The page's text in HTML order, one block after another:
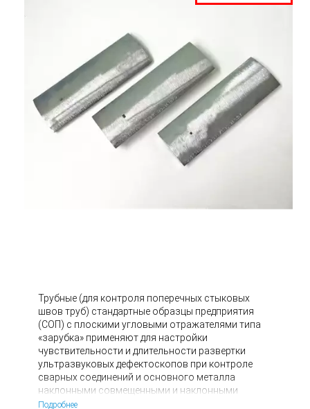
Трубные (для контроля поперечных стыковых
швов труб) стандартные образцы предприятия
(СОП) с плоскими угловыми отражателями типа
«зарубка» применяют для настройки
чувствительности и длительности развертки
ультразвуковых дефектоскопов при контроле
сварных соединений и основного металла
наклонными совмещенными и наклонными
раздельно-совмещенными преобразователями.
Подробнее